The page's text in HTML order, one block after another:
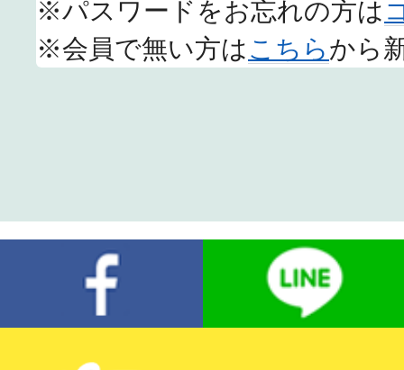
※パスワードをお忘れの方は
※会員で無い方はこちらから